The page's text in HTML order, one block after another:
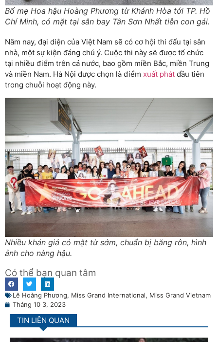
Bố mẹ Hoa hậu Hoàng Phương từ Khánh Hòa tới TP. Hồ
Chí Minh, có mặt tại sân bay Tân Sơn Nhất tiễn con gái.
Năm nay, đại diện của Việt Nam sẽ có cơ hội thi đấu tại sân
nhà, một sự kiện đáng chú ý. Cuộc thi này sẽ được tổ chức
tại nhiều điểm trên cả nước, bao gồm miền Bắc, miền Trung
và miền Nam. Hà Nội được chọn là điểm xuất phát đầu tiên
trong chuỗi hoạt động này.
Nhiều khán giả có mặt từ sớm, chuẩn bị băng rôn, hình
ảnh cho nàng hậu.
Có thể bạn quan tâm
Lê Hoàng Phương, Miss Grand International, Miss Grand Vietnam
Tháng 10 3, 2023
TIN LIÊN QUAN